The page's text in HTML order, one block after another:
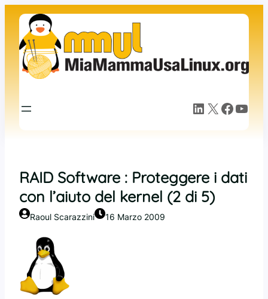
contenuto
LinkedIn X Facebook YouTube
RAID Software : Proteggere i dati
con l’aiuto del kernel (2 di 5)
Raoul Scarazzini 16 Marzo 2009